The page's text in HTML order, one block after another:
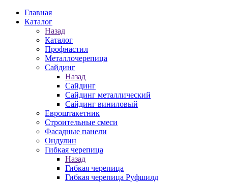
Главная
Каталог
Назад
Каталог
Профнастил
Металлочерепица
Сайдинг
Назад
Сайдинг
Сайдинг металлический
Сайдинг виниловый
Евроштакетник
Строительные смеси
Фасадные панели
Ондулин
Гибкая черепица
Назад
Гибкая черепица
Гибкая черепица Руфшилд